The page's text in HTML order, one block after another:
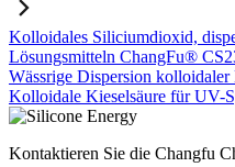
Kolloidales Siliciumdioxid,
Lösungsmitteln ChangFu®
Wässrige Dispersion
Kolloidale Kieselsäure für UV-
Kontaktieren Sie die Changfu